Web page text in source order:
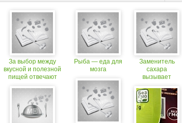
За выбор между
вкусной и полезной
пищей отвечают
Рыба — еда для
мозга
Заменитель
сахара
вызывает
и ожирение!